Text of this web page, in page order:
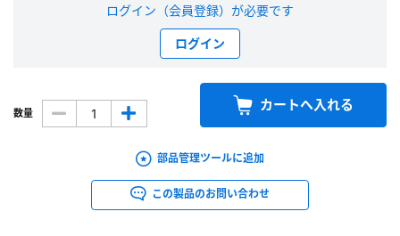
ログイン（会員登録）が必要です
ログイン
数量 カートへ入れる
部品管理ツールに追加
この製品のお問い合わせ
※パスワードをお忘れの方は、パスワード再発行ページ
お問い合わせページ